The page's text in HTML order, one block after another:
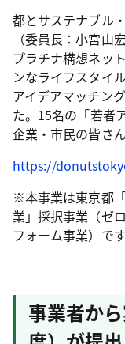
都とサステナブル
（委員長：小宮山
プラチナ構想ネッ
ンなライフスタイ
アイデアマッチン
た。15名の「若者
企業・市民の皆さ
https://
※本事業は東京都
業」採択事業（ゼ
フォーム事業）です
事業者か